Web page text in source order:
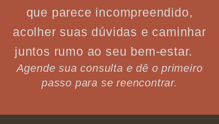
que parece incompreendido,
acolher suas dúvidas e caminhar
juntos rumo ao seu bem-estar.
Agende sua consulta e dê o primeiro
passo para se reencontrar.